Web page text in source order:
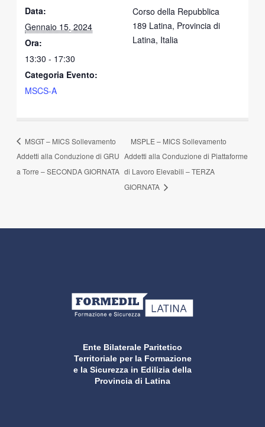
Data:
Gennaio 15, 2024
Ora:
13:30 - 17:30
Categoria Evento:
MSCS-A
Corso della Repubblica
189 Latina, Provincia di
Latina, Italia
MSGT – MICS Sollevamento
Addetti alla Conduzione di GRU
a Torre – SECONDA GIORNATA
MSPLE – MICS Sollevamento
Addetti alla Conduzione di Piattaforme
di Lavoro Elevabili – TERZA
GIORNATA
Ente Bilaterale Paritetico
Territoriale per la Formazione
e la Sicurezza in Edilizia della
Provincia di Latina